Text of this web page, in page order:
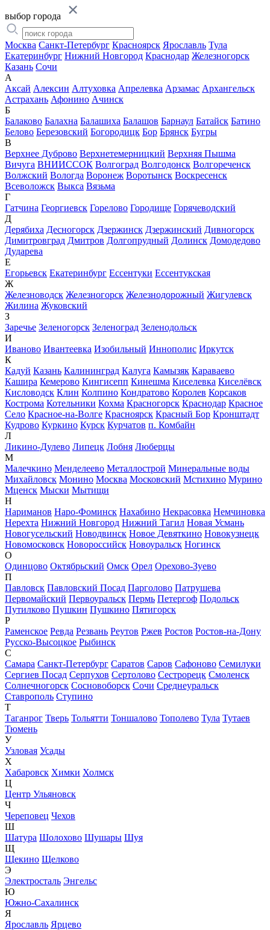
выбор города
Москва Санкт-Петербург Красноярск Ярославль Тула
Екатеринбург Нижний Новгород Краснодар Железногорск
Казань Сочи
А
Аксай Алексин Алтуховка Апрелевка Арзамас Архангельск
Астрахань Афонино Ачинск
Б
Балаково Балахна Балашиха Балашов Барнаул Батайск Батино
Белово Березовский Богородицк Бор Брянск Бугры
В
Верхнее Дуброво Верхнетемерницкий Верхняя Пышма
Вичуга ВНИИССОК Волгоград Волгодонск Волгореченск
Волжский Вологда Воронеж Воротынск Воскресенск
Всеволожск Выкса Вязьма
Г
Гатчина Георгиевск Горелово Городище Горячеводский
Д
Дерябиха Десногорск Дзержинск Дзержинский Дивногорск
Димитровград Дмитров Долгопрудный Долинск Домодедово
Дударева
Е
Егорьевск Екатеринбург Ессентуки Ессентукская
Ж
Железноводск Железногорск Железнодорожный Жигулевск
Жилина Жуковский
З
Заречье Зеленогорск Зеленоград Зеленодольск
И
Иваново Ивантеевка Изобильный Иннополис Иркутск
К
Кадуй Казань Калининград Калуга Камызяк Караваево
Кашира Кемерово Кингисепп Кинешма Киселевка Киселёвск
Кисловодск Клин Колпино Кондратово Королев Корсаков
Кострома Котельники Кохма Красногорск Краснодар Красное
Село Красное-на-Волге Красноярск Красный Бор Кронштадт
Кудрово Куркино Курск Курчатов п. Комбайн
Л
Ликино-Дулево Липецк Лобня Люберцы
М
Малечкино Менделеево Металлострой Минеральные воды
Михайловск Монино Москва Московский Мстихино Мурино
Мценск Мыски Мытищи
Н
Нариманов Наро-Фоминск Нахабино Некрасовка Немчиновка
Нерехта Нижний Новгород Нижний Тагил Новая Усмань
Новогусельский Новодвинск Новое Девяткино Новокузнецк
Новомосковск Новороссийск Новоуральск Ногинск
О
Одинцово Октябрьский Омск Орел Орехово-Зуево
П
Павловск Павловский Посад Парголово Патрушева
Первомайский Первоуральск Пермь Петергоф Подольск
Путилково Пушкин Пушкино Пятигорск
Р
Раменское Ревда Резвань Реутов Ржев Ростов Ростов-на-Дону
Русско-Высоцкое Рыбинск
С
Самара Санкт-Петербург Саратов Саров Сафоново Семилуки
Сергиев Посад Серпухов Сертолово Сестрорецк Смоленск
Солнечногорск Сосновоборск Сочи Среднеуральск
Ставрополь Ступино
Т
Таганрог Тверь Тольятти Тоншалово Тополево Тула Тутаев
Тюмень
У
Узловая Усады
Х
Хабаровск Химки Холмск
Ц
Центр Ульяновск
Ч
Череповец Чехов
Ш
Шатура Шолохово Шушары Шуя
Щ
Щекино Щелково
Э
Электросталь Энгельс
Ю
Южно-Сахалинск
Я
Ярославль Ярцево